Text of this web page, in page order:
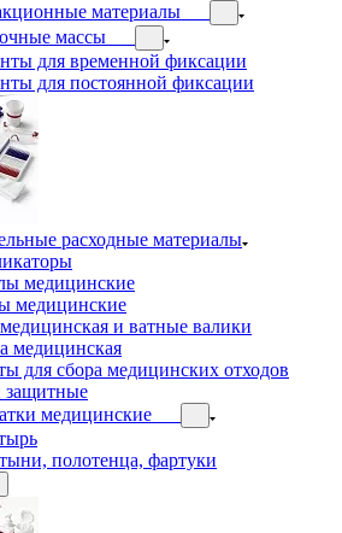
материалы
массы
для временной фиксации
для постоянной фиксации
расходные материалы
медицинские
медицинские
и ватные валики
медицинская
для сбора медицинских отходов
медицинские
полотенца, фартуки